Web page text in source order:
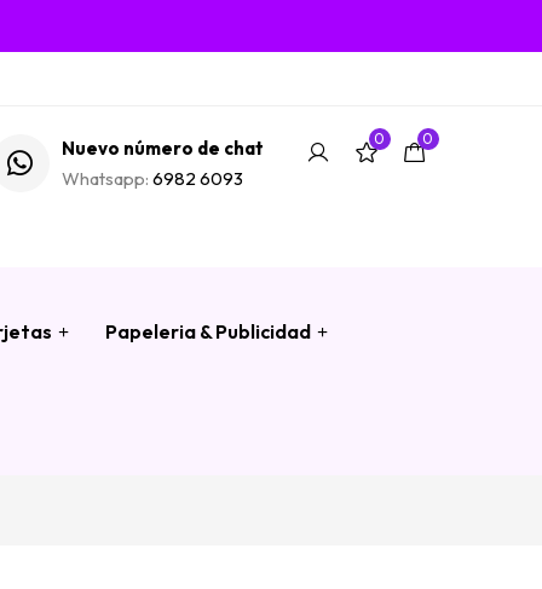
Nuevo número de chat
Whatsapp: 6982 6093
0 0
Papeleria & Publicidad